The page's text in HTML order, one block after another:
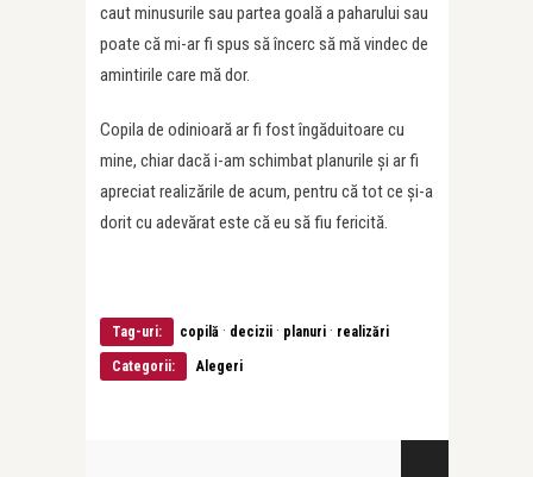
caut minusurile sau partea goală a paharului sau
poate că mi-ar fi spus să încerc să mă vindec de
amintirile care mă dor.
Copila de odinioară ar fi fost îngăduitoare cu
mine, chiar dacă i-am schimbat planurile și ar fi
apreciat realizările de acum, pentru că tot ce și-a
dorit cu adevărat este că eu să fiu fericită.
Tag-uri: copilă · decizii · planuri · realizări
Categorii: Alegeri